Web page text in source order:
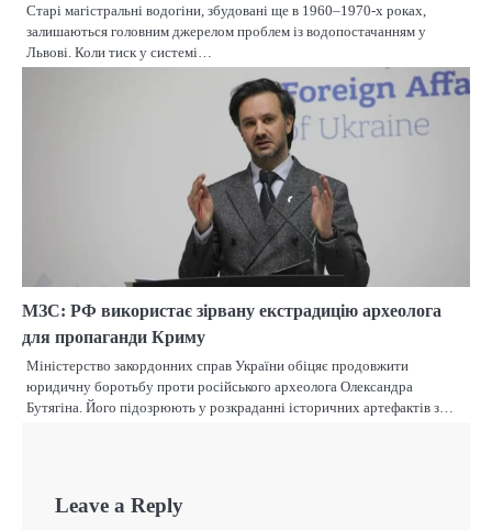
Старі магістральні водогіни, збудовані ще в 1960–1970-х роках,
залишаються головним джерелом проблем із водопостачанням у
Львові. Коли тиск у системі…
МЗС: РФ використає зірвану екстрадицію археолога
для пропаганди Криму
Міністерство закордонних справ України обіцяє продовжити
юридичну боротьбу проти російського археолога Олександра
Бутягіна. Його підозрюють у розкраданні історичних артефактів з…
Leave a Reply